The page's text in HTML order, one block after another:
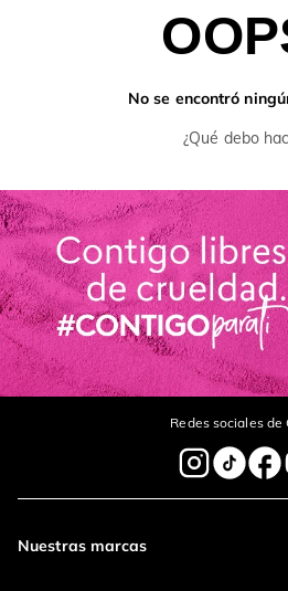
No se encontró
¿Qué debo
Redes sociales de
Nuestras marcas